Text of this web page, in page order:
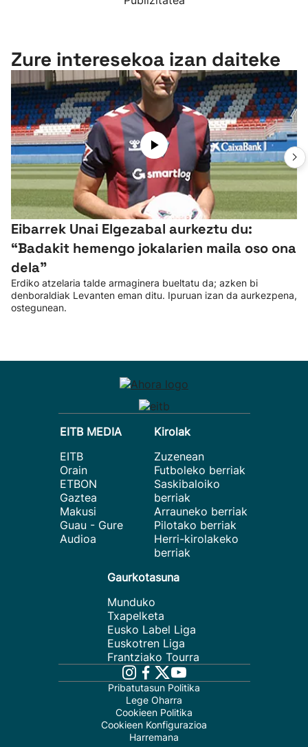
Zure interesekoa izan daiteke
Eibarrek Unai Elgezabal aurkeztu du:
“Badakit hemengo jokalarien maila oso ona
dela”
Erdiko atzelaria talde armaginera bueltatu da; azken bi
denboraldiak Levanten eman ditu. Ipuruan izan da aurkezpena,
ostegunean.
EITB MEDIA
EITB
Orain
ETBON
Gaztea
Makusi
Guau - Gure
Audioa
Kirolak
Zuzenean
Futboleko berriak
Saskibaloiko
berriak
Arrauneko berriak
Pilotako berriak
Herri-kirolakeko
berriak
Gaurkotasuna
Munduko
Txapelketa
Eusko Label Liga
Euskotren Liga
Frantziako Tourra
Pribatutasun Politika
Lege Oharra
Cookieen Politika
Cookieen Konfigurazioa
Harremana